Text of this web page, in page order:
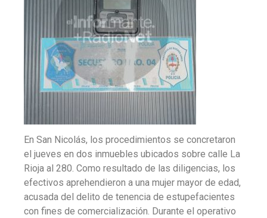
En San Nicolás, los procedimientos se concretaron
el jueves en dos inmuebles ubicados sobre calle La
Rioja al 280. Como resultado de las diligencias, los
efectivos aprehendieron a una mujer mayor de edad,
acusada del delito de tenencia de estupefacientes
con fines de comercialización. Durante el operativo